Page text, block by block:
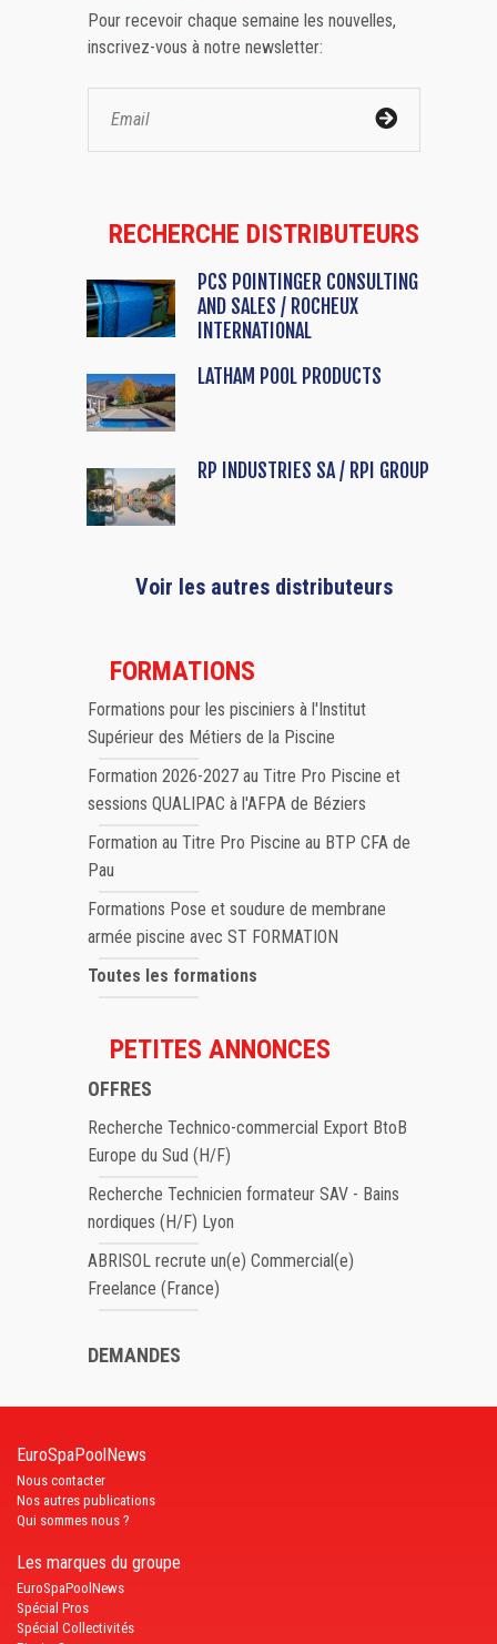
Pour recevoir chaque semaine les nouvelles,
inscrivez-vous à notre newsletter:
RECHERCHE DISTRIBUTEURS
PCS POINTINGER CONSULTING
AND SALES / ROCHEUX
INTERNATIONAL
LATHAM POOL PRODUCTS
RP INDUSTRIES SA / RPI GROUP
Voir les autres distributeurs
FORMATIONS
Formations pour les pisciniers à l'Institut
Supérieur des Métiers de la Piscine
Formation 2026-2027 au Titre Pro Piscine et
sessions QUALIPAC à l'AFPA de Béziers
Formation au Titre Pro Piscine au BTP CFA de
Pau
Formations Pose et soudure de membrane
armée piscine avec ST FORMATION
Toutes les formations
PETITES ANNONCES
OFFRES
Recherche Technico-commercial Export BtoB
Europe du Sud (H/F)
Recherche Technicien formateur SAV - Bains
nordiques (H/F) Lyon
ABRISOL recrute un(e) Commercial(e)
Freelance (France)
DEMANDES
EuroSpaPoolNews
Nous contacter
Nos autres publications
Qui sommes nous ?
Les marques du groupe
EuroSpaPoolNews
Spécial Pros
Spécial Collectivités